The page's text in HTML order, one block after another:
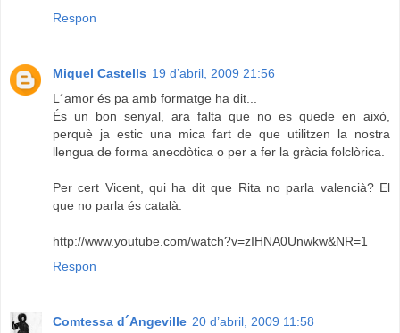
Respon
Miquel Castells 19 d’abril, 2009 21:56
L´amor és pa amb formatge ha dit...
És un bon senyal, ara falta que no es quede en això,
perquè ja estic una mica fart de que utilitzen la nostra
llengua de forma anecdòtica o per a fer la gràcia folclòrica.
Per cert Vicent, qui ha dit que Rita no parla valencià? El
que no parla és català:
http://www.youtube.com/watch?v=zIHNA0Unwkw&NR=1
Respon
Comtessa d´Angeville 20 d’abril, 2009 11:58